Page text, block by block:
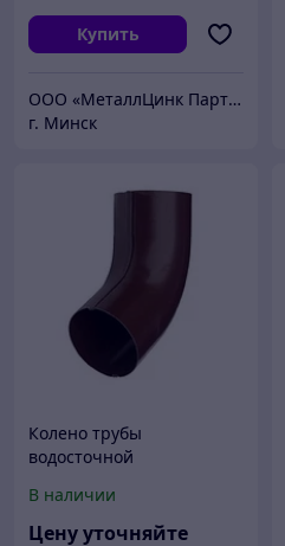
Купить
ООО «МеталлЦинк Партнер»
г. Минск
Колено трубы
водосточной
В наличии
Цену уточняйте